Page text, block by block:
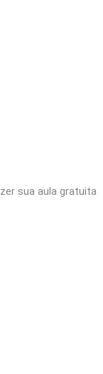
sua aula gratuita